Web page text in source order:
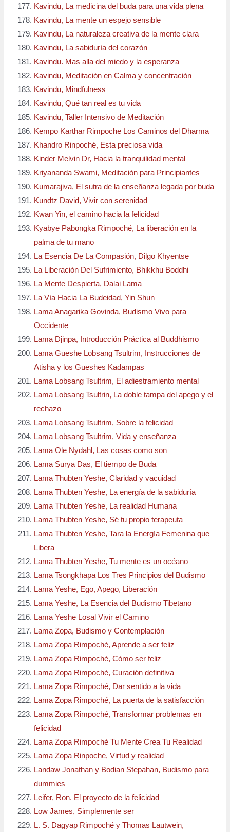
Kavindu, La medicina del buda para una vida plena
Kavindu, La mente un espejo sensible
Kavindu, La naturaleza creativa de la mente clara
Kavindu, La sabiduría del corazón
Kavindu. Mas alla del miedo y la esperanza
Kavindu, Meditación en Calma y concentración
Kavindu, Mindfulness
Kavindu, Qué tan real es tu vida
Kavindu, Taller Intensivo de Meditación
Kempo Karthar Rimpoche Los Caminos del Dharma
Khandro Rinpoché, Esta preciosa vida
Kinder Melvin Dr, Hacia la tranquilidad mental
Kriyananda Swami, Meditación para Principiantes
Kumarajiva, El sutra de la enseñanza legada por buda
Kundtz David, Vivir con serenidad
Kwan Yin, el camino hacia la felicidad
Kyabye Pabongka Rimpoché, La liberación en la
palma de tu mano
La Esencia De La Compasión, Dilgo Khyentse
La Liberación Del Sufrimiento, Bhikkhu Boddhi
La Mente Despierta, Dalai Lama
La Vía Hacia La Budeidad, Yin Shun
Lama Anagarika Govinda, Budismo Vivo para
Occidente
Lama Djinpa, Introducción Práctica al Buddhismo
Lama Gueshe Lobsang Tsultrim, Instrucciones de
Atisha y los Gueshes Kadampas
Lama Lobsang Tsultrim, El adiestramiento mental
Lama Lobsang Tsultrin, La doble tampa del apego y el
rechazo
Lama Lobsang Tsultrim, Sobre la felicidad
Lama Lobsang Tsultrim, Vida y enseñanza
Lama Ole Nydahl, Las cosas como son
Lama Surya Das, El tiempo de Buda
Lama Thubten Yeshe, Claridad y vacuidad
Lama Thubten Yeshe, La energía de la sabiduría
Lama Thubten Yeshe, La realidad Humana
Lama Thubten Yeshe, Sé tu propio terapeuta
Lama Thubten Yeshe, Tara la Energía Femenina que
Libera
Lama Thubten Yeshe, Tu mente es un océano
Lama Tsongkhapa Los Tres Principios del Budismo
Lama Yeshe, Ego, Apego, Liberación
Lama Yeshe, La Esencia del Budismo Tibetano
Lama Yeshe Losal Vivir el Camino
Lama Zopa, Budismo y Contemplación
Lama Zopa Rimpoché, Aprende a ser feliz
Lama Zopa Rimpoché, Cómo ser feliz
Lama Zopa Rimpoché, Curación definitiva
Lama Zopa Rimpoché, Dar sentido a la vida
Lama Zopa Rimpoché, La puerta de la satisfacción
Lama Zopa Rimpoché, Transformar problemas en
felicidad
Lama Zopa Rimpoché Tu Mente Crea Tu Realidad
Lama Zopa Rinpoche, Virtud y realidad
Landaw Jonathan y Bodian Stepahan, Budismo para
dummies
Leifer, Ron. El proyecto de la felicidad
Low James, Simplemente ser
L. S. Dagyap Rimpoché y Thomas Lautwein,